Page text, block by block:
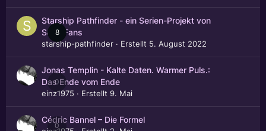
8
Starship Pathfinder - ein Serien-Projekt von
SciFi-Fans
starship-pathfinder · Erstellt 5. August 2022
0
Jonas Templin - Kalte Daten. Warmer Puls.:
Das Ende vom Ende
einz1975 · Erstellt 9. Mai
0
Cédric Bannel – Die Formel